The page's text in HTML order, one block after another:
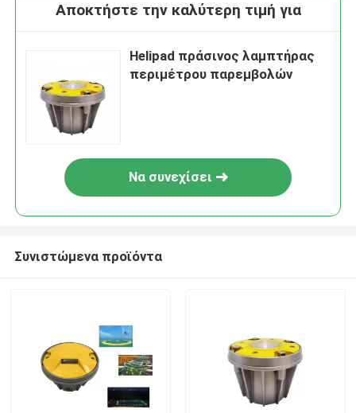
Αποκτήστε την καλύτερη τιμή για
Helipad πράσινος λαμπτήρας
περιμέτρου παρεμβολών
Να συνεχίσει
Συνιστώμενα προϊόντα